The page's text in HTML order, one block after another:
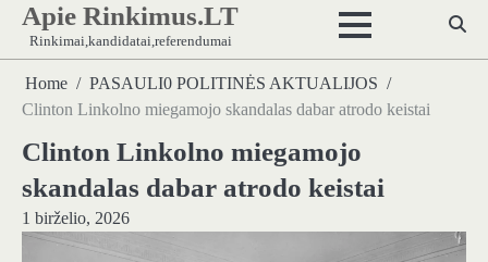
Skip
content
Apie Rinkimus.LT
Rinkimai,kandidatai,referendumai
Home
PASAULI0 POLITINĖS AKTUALIJOS
Clinton Linkolno miegamojo skandalas dabar atrodo keistai
Clinton Linkolno miegamojo
skandalas dabar atrodo keistai
1 birželio, 2026